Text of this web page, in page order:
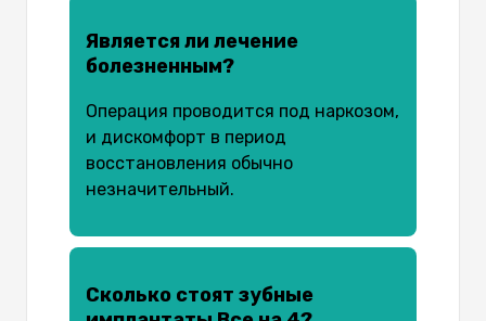
Является ли лечение
болезненным?
Операция проводится под наркозом,
и дискомфорт в период
восстановления обычно
незначительный.
Сколько стоят зубные